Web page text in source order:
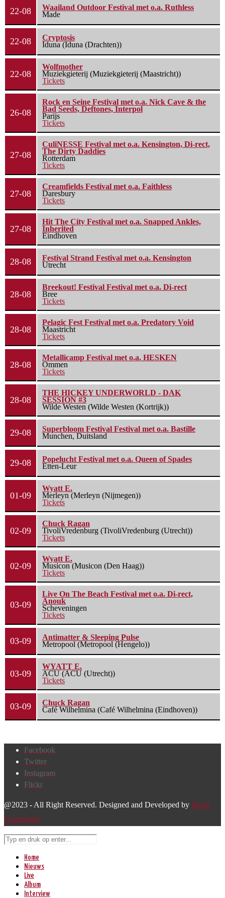
22-08
Waailand Outdoor Festival met o.a. Ruthless
Made
22-08
Cryptosis
Iduna (Iduna (Drachten))
22-08
Wolfmother
Muziekgieterij (Muziekgieterij (Maastricht))
Tickets
26-08
Rock en Seine Festival met o.a. Nick Cave & the
Bad Seeds, Deftones, Interpol
Parijs
Tickets
27-08
CuliNESSE Festival met o.a. Kensington, Di-rect,
The Dirty Daddies
Rotterdam
Tickets
27-08
Creamfields Festival met o.a. Faithless
Daresbury
Tickets
27-08
Hit The City Festival met o.a. Snapped Ankles,
Inherited
Eindhoven
28-08
Festival Strand Festival met o.a. Kensington
Utrecht
28-08
Breekout! Festival Festival met o.a. Di-rect
Bree
Tickets
28-08
Pelagic Fest Festival met o.a. Predatory Void
Maastricht
Tickets
28-08
Metallicamp Festival met o.a. HESKEN
Ommen
Tickets
28-08
THE HICKEY UNDERWORLD - DAK
SESSION #3
Wilde Westen (Wilde Westen (Kortrijk))
29-08
Superbloom Festival Festival met o.a. Bastille
Munchen, Duitsland
29-08
Popelucht Festival met o.a. Queen of Spades
Etten-Leur
01-09
Wyatt E.
Merleyn (Merleyn (Nijmegen))
Tickets
02-09
Chuck Ragan
TivoliVredenburg (TivoliVredenburg (Utrecht))
Tickets
02-09
Wyatt E.
Musicon (Musicon (Den Haag))
Tickets
03-09
Live On The Beach Festival met o.a. Di-rect,
Anouk
Scheveningen
Tickets
03-09
Antimatter & Sleeping Pulse
Metropool (Metropool (Hengelo))
03-09
WYATT E.
ACU (ACU (Utrecht))
Tickets
03-09
Chuck Ragan
Café Wilhelmina (Café Wilhelmina (Eindhoven))
Facebook
Twitter
Instagram
Flickr
@2023 - All Right Reserved. Designed and Developed by Harm
Lourenssen
Home
Nieuws
Live
Album
Interview